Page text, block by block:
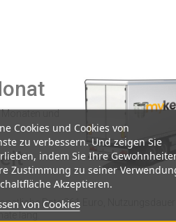
und
Rate 361 Euro,
lang.
Cookies und Cookies von
zu verbessern. Und zeigen Sie
indem Sie Ihre
Zustimmung zu seiner
Akzeptieren.
von Cookies